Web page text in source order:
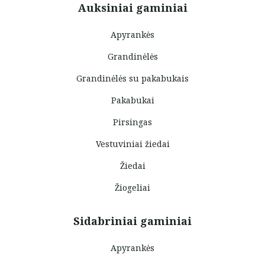
Auksiniai gaminiai
Apyrankės
Grandinėlės
Grandinėlės su pakabukais
Pakabukai
Pirsingas
Vestuviniai žiedai
Žiedai
Žiogeliai
Sidabriniai gaminiai
Apyrankės